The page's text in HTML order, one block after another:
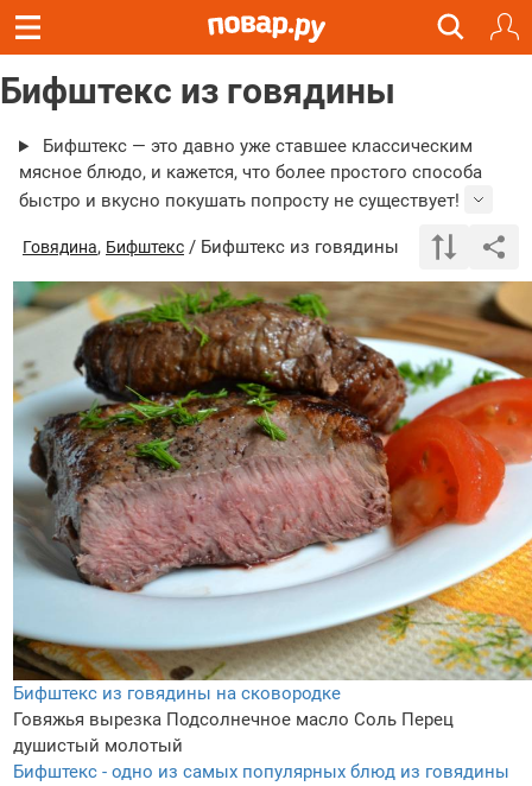
Бифштекс из говядины
Бифштекс — это давно уже ставшее классическим
мясное блюдо, и кажется, что более простого способа
быстро и вкусно покушать попросту не существует!
Говядина, Бифштекс / Бифштекс из говядины
Бифштекс из говядины на сковородке
Говяжья вырезка Подсолнечное масло Соль Перец
душистый молотый
Бифштекс - одно из самых популярных блюд из говядины